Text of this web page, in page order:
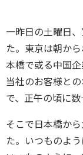
一昨日の土曜日
た。東京は朝か
本橋で或る中国
当社のお客様と
で、正午の頃に
そこで日本橋か
た。いつものよ